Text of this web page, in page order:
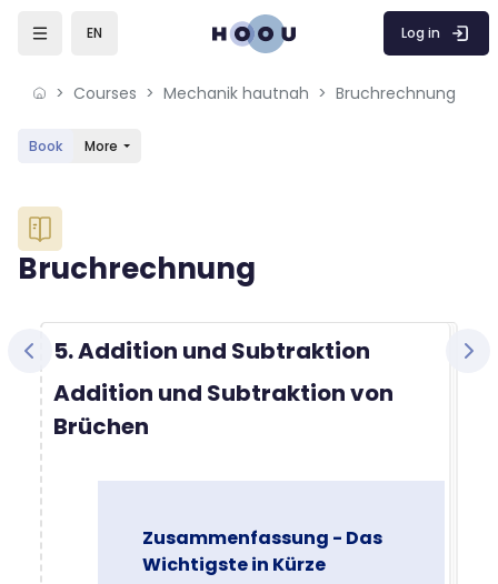
Skip to sidebar navigation menu
Skip to mobile navigation menu
Skip to sidebar hidden blocks
EN Log in
Courses Mechanik hautnah Bruchrechnung
Book More
Blocks
Bruchrechnung
Blocks
Completion requirements
5. Addition und Subtraktion
Addition und Subtraktion von
Brüchen
Zusammenfassung - Das
Wichtigste in Kürze